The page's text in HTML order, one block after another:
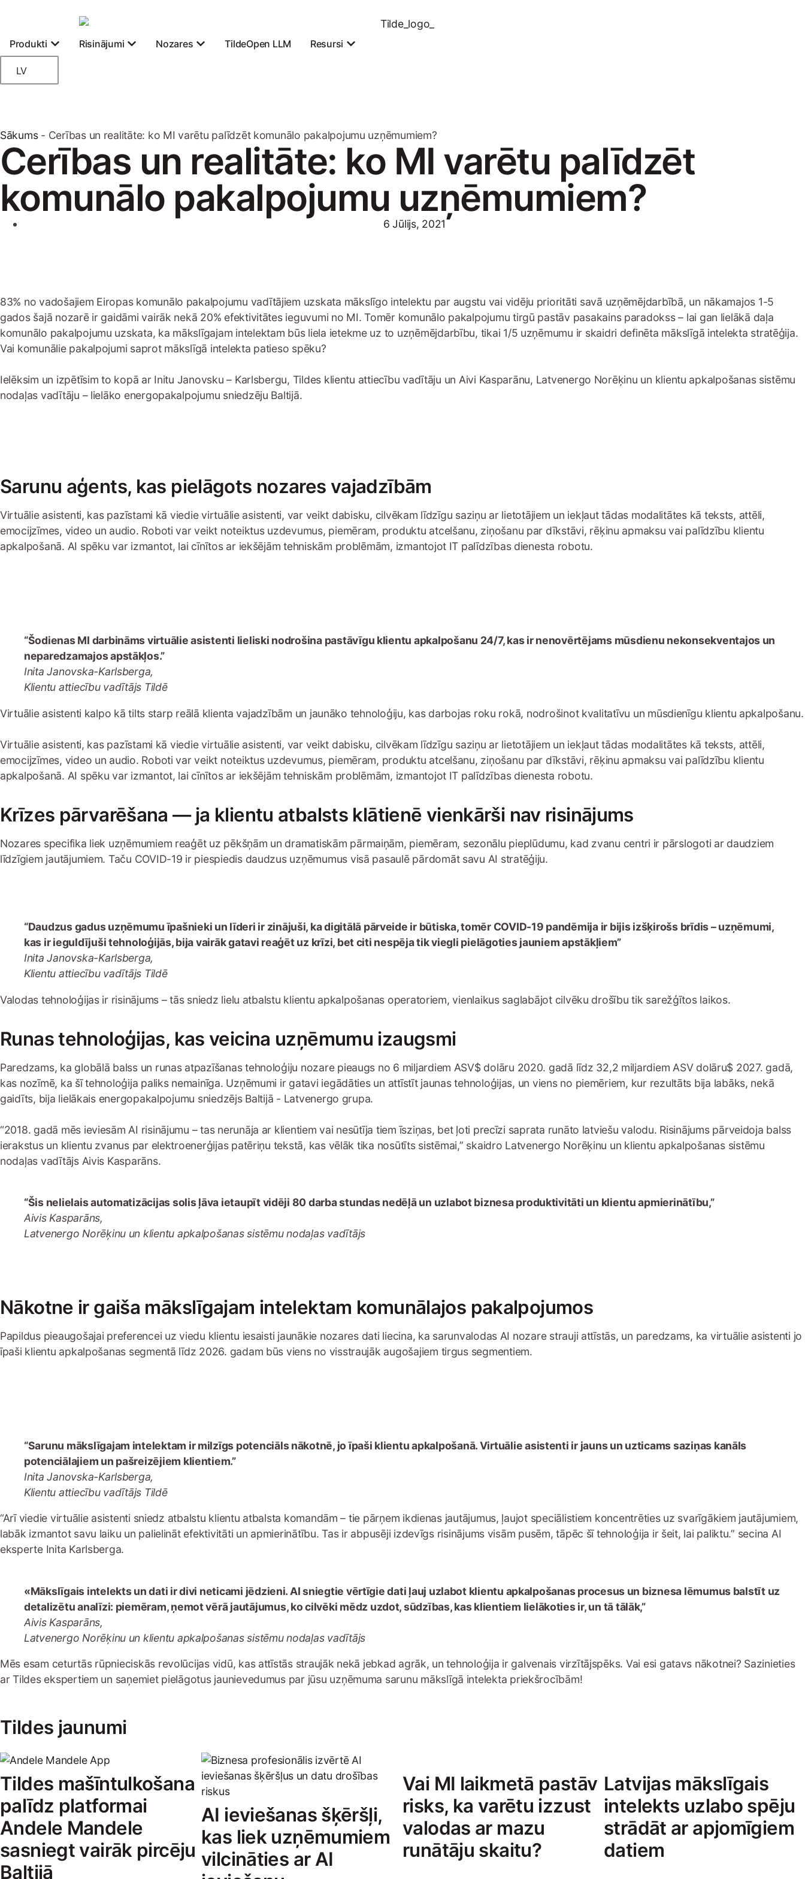
Produkti Risinājumi Nozares TildeOpen LLM Resursi
LV
Sākums- Cerības un realitāte: ko MI varētu palīdzēt komunālo pakalpojumu uzņēmumiem?
Cerības un realitāte: ko MI varētu palīdzēt
komunālo pakalpojumu uzņēmumiem?
6 Jūlijs, 2021
83% no vadošajiem Eiropas komunālo pakalpojumu vadītājiem uzskata mākslīgo intelektu par augstu vai vidēju prioritāti savā uzņēmējdarbībā, un nākamajos 1-5
gados šajā nozarē ir gaidāmi vairāk nekā 20% efektivitātes ieguvumi no MI. Tomēr komunālo pakalpojumu tirgū pastāv pasakains paradokss – lai gan lielākā daļa
komunālo pakalpojumu uzskata, ka mākslīgajam intelektam būs liela ietekme uz to uzņēmējdarbību, tikai 1/5 uzņēmumu ir skaidri definēta mākslīgā intelekta stratēģija.
Vai komunālie pakalpojumi saprot mākslīgā intelekta patieso spēku?
Ielēksim un izpētīsim to kopā ar Initu Janovsku – Karlsbergu, Tildes klientu attiecību vadītāju un Aivi Kasparānu, Latvenergo Norēķinu un klientu apkalpošanas sistēmu
nodaļas vadītāju – lielāko energopakalpojumu sniedzēju Baltijā.
Sarunu aģents, kas pielāgots nozares vajadzībām
Virtuālie asistenti, kas pazīstami kā viedie virtuālie asistenti, var veikt dabisku, cilvēkam līdzīgu saziņu ar lietotājiem un iekļaut tādas modalitātes kā teksts, attēli,
emocijzīmes, video un audio. Roboti var veikt noteiktus uzdevumus, piemēram, produktu atcelšanu, ziņošanu par dīkstāvi, rēķinu apmaksu vai palīdzību klientu
apkalpošanā. AI spēku var izmantot, lai cīnītos ar iekšējām tehniskām problēmām, izmantojot IT palīdzības dienesta robotu.
“Šodienas MI darbināms virtuālie asistenti lieliski nodrošina pastāvīgu klientu apkalpošanu 24/7, kas ir nenovērtējams mūsdienu nekonsekventajos un
neparedzamajos apstākļos.”
Inita Janovska-Karlsberga,
Klientu attiecību vadītājs Tildē
Virtuālie asistenti kalpo kā tilts starp reālā klienta vajadzībām un jaunāko tehnoloģiju, kas darbojas roku rokā, nodrošinot kvalitatīvu un mūsdienīgu klientu apkalpošanu.
Virtuālie asistenti, kas pazīstami kā viedie virtuālie asistenti, var veikt dabisku, cilvēkam līdzīgu saziņu ar lietotājiem un iekļaut tādas modalitātes kā teksts, attēli,
emocijzīmes, video un audio. Roboti var veikt noteiktus uzdevumus, piemēram, produktu atcelšanu, ziņošanu par dīkstāvi, rēķinu apmaksu vai palīdzību klientu
apkalpošanā. AI spēku var izmantot, lai cīnītos ar iekšējām tehniskām problēmām, izmantojot IT palīdzības dienesta robotu.
Krīzes pārvarēšana — ja klientu atbalsts klātienē vienkārši nav risinājums
Nozares specifika liek uzņēmumiem reaģēt uz pēkšņām un dramatiskām pārmaiņām, piemēram, sezonālu pieplūdumu, kad zvanu centri ir pārslogoti ar daudziem
līdzīgiem jautājumiem. Taču COVID-19 ir piespiedis daudzus uzņēmumus visā pasaulē pārdomāt savu AI stratēģiju.
“Daudzus gadus uzņēmumu īpašnieki un līderi ir zinājuši, ka digitālā pārveide ir būtiska, tomēr COVID-19 pandēmija ir bijis izšķirošs brīdis – uzņēmumi,
kas ir ieguldījuši tehnoloģijās, bija vairāk gatavi reaģēt uz krīzi, bet citi nespēja tik viegli pielāgoties jauniem apstākļiem”
Inita Janovska-Karlsberga,
Klientu attiecību vadītājs Tildē
Valodas tehnoloģijas ir risinājums – tās sniedz lielu atbalstu klientu apkalpošanas operatoriem, vienlaikus saglabājot cilvēku drošību tik sarežģītos laikos.
Runas tehnoloģijas, kas veicina uzņēmumu izaugsmi
Paredzams, ka globālā balss un runas atpazīšanas tehnoloģiju nozare pieaugs no 6 miljardiem ASV$ dolāru 2020. gadā līdz 32,2 miljardiem ASV dolāru$ 2027. gadā,
kas nozīmē, ka šī tehnoloģija paliks nemainīga. Uzņēmumi ir gatavi iegādāties un attīstīt jaunas tehnoloģijas, un viens no piemēriem, kur rezultāts bija labāks, nekā
gaidīts, bija lielākais energopakalpojumu sniedzējs Baltijā - Latvenergo grupa.
“2018. gadā mēs ieviesām AI risinājumu – tas nerunāja ar klientiem vai nesūtīja tiem īsziņas, bet ļoti precīzi saprata runāto latviešu valodu. Risinājums pārveidoja balss
ierakstus un klientu zvanus par elektroenerģijas patēriņu tekstā, kas vēlāk tika nosūtīts sistēmai,” skaidro Latvenergo Norēķinu un klientu apkalpošanas sistēmu
nodaļas vadītājs Aivis Kasparāns.
“Šis nelielais automatizācijas solis ļāva ietaupīt vidēji 80 darba stundas nedēļā un uzlabot biznesa produktivitāti un klientu apmierinātību,”
Aivis Kasparāns,
Latvenergo Norēķinu un klientu apkalpošanas sistēmu nodaļas vadītājs
Nākotne ir gaiša mākslīgajam intelektam komunālajos pakalpojumos
Papildus pieaugošajai preferencei uz viedu klientu iesaisti jaunākie nozares dati liecina, ka sarunvalodas AI nozare strauji attīstās, un paredzams, ka virtuālie asistenti jo
īpaši klientu apkalpošanas segmentā līdz 2026. gadam būs viens no visstraujāk augošajiem tirgus segmentiem.
“Sarunu mākslīgajam intelektam ir milzīgs potenciāls nākotnē, jo īpaši klientu apkalpošanā. Virtuālie asistenti ir jauns un uzticams saziņas kanāls
potenciālajiem un pašreizējiem klientiem.”
Inita Janovska-Karlsberga,
Klientu attiecību vadītājs Tildē
“Arī viedie virtuālie asistenti sniedz atbalstu klientu atbalsta komandām – tie pārņem ikdienas jautājumus, ļaujot speciālistiem koncentrēties uz svarīgākiem jautājumiem,
labāk izmantot savu laiku un palielināt efektivitāti un apmierinātību. Tas ir abpusēji izdevīgs risinājums visām pusēm, tāpēc šī tehnoloģija ir šeit, lai paliktu.” secina AI
eksperte Inita Karlsberga.
«Mākslīgais intelekts un dati ir divi neticami jēdzieni. AI sniegtie vērtīgie dati ļauj uzlabot klientu apkalpošanas procesus un biznesa lēmumus balstīt uz
detalizētu analīzi: piemēram, ņemot vērā jautājumus, ko cilvēki mēdz uzdot, sūdzības, kas klientiem lielākoties ir, un tā tālāk,”
Aivis Kasparāns,
Latvenergo Norēķinu un klientu apkalpošanas sistēmu nodaļas vadītājs
Mēs esam ceturtās rūpnieciskās revolūcijas vidū, kas attīstās straujāk nekā jebkad agrāk, un tehnoloģija ir galvenais virzītājspēks. Vai esi gatavs nākotnei? Sazinieties
ar Tildes ekspertiem un saņemiet pielāgotus jaunievedumus par jūsu uzņēmuma sarunu mākslīgā intelekta priekšrocībām!
Tildes jaunumi
Tildes mašīntulkošana
palīdz platformai
Andele Mandele
sasniegt vairāk pircēju
Baltijā
AI ieviešanas šķēršļi,
kas liek uzņēmumiem
vilcināties ar AI
Vai MI laikmetā pastāv
risks, ka varētu izzust
valodas ar mazu
runātāju skaitu?
Latvijas mākslīgais
intelekts uzlabo spēju
strādāt ar apjomīgiem
datiem